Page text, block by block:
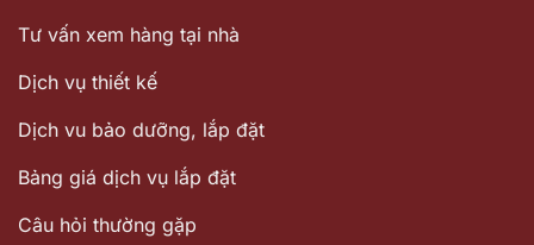
Tư vấn xem hàng tại nhà
Dịch vụ thiết kế
Dịch vu bảo dưỡng, lắp đặt
Bảng giá dịch vụ lắp đặt
Câu hỏi thường gặp